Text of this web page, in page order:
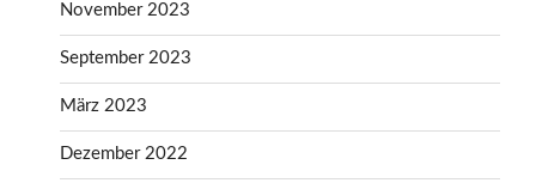
November 2023
September 2023
März 2023
Dezember 2022